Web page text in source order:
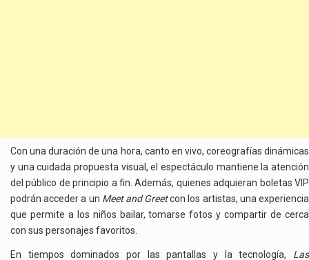
Con una duración de una hora, canto en vivo, coreografías dinámicas
y una cuidada propuesta visual, el espectáculo mantiene la atención
del público de principio a fin. Además, quienes adquieran boletas VIP
podrán acceder a un Meet and Greetcon los artistas, una experiencia
que permite a los niños bailar, tomarse fotos y compartir de cerca
con sus personajes favoritos.
En tiempos dominados por las pantallas y la tecnología, Las